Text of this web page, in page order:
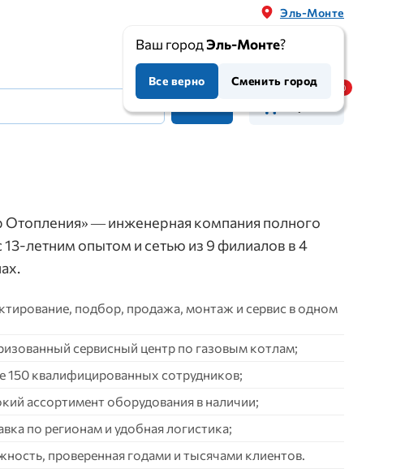
Эль-Монте
Ваш городЭль-Монте?
Все верно Сменить город
Отопления» — инженерная компания полного
13-летним опытом и сетью из 9 филиалов в 4
подбор, продажа, монтаж и сервис в одном
сервисный центр по газовым котлам;
150 квалифицированных сотрудников;
ассортимент оборудования в наличии;
по регионам и удобная логистика;
проверенная годами и тысячами клиентов.